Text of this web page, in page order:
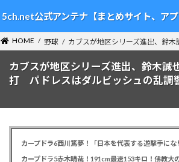
ン
テ
ン
ツ
ビ
ゲ
ー
シ
5ch.net公式アンテナ【まとめサイト、アプ
HOME 野球 カブスが地区シリーズ進出、鈴
カブスが地区シリーズ進出、鈴木誠
打 パドレスはダルビッシュの乱調